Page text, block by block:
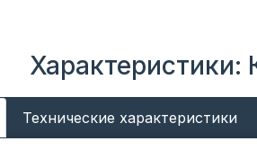
Характеристики:
Технические характеристики